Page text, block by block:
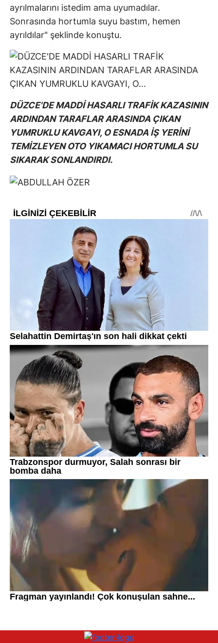
ayrılmalarını istedim ama uyumadılar.
Sonrasında hortumla suyu bastım, hemen
ayrıldılar" şeklinde konuştu.
DÜZCE'DE MADDİ HASARLI TRAFİK KAZASININ
ARDINDAN TARAFLAR ARASINDA ÇIKAN
YUMRUKLU KAVGAYI, O ESNADA İŞ YERİNİ
TEMİZLEYEN OTO YIKAMACI HORTUMLA SU
SIKARAK SONLANDIRDI.